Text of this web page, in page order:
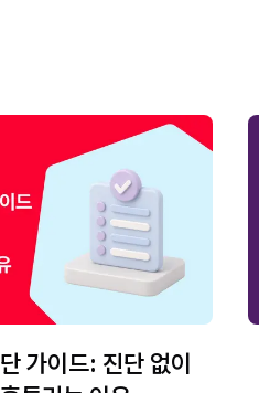
가이드: 진단 없이